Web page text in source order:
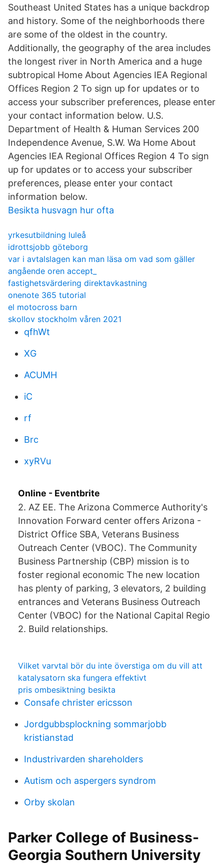
Southeast United States has a unique backdrop
and history. Some of the neighborhoods there
are some of the oldest in the country.
Additionally, the geography of the area includes
the longest river in North America and a huge
subtropical Home About Agencies IEA Regional
Offices Region 2 To sign up for updates or to
access your subscriber preferences, please enter
your contact information below. U.S.
Department of Health & Human Services 200
Independence Avenue, S.W. Wa Home About
Agencies IEA Regional Offices Region 4 To sign
up for updates or to access your subscriber
preferences, please enter your contact
information below.
Besikta husvagn hur ofta
yrkesutbildning luleå
idrottsjobb göteborg
var i avtalslagen kan man läsa om vad som gäller
angående oren accept_
fastighetsvärdering direktavkastning
onenote 365 tutorial
el motocross barn
skollov stockholm våren 2021
qfhWt
XG
ACUMH
iC
rf
Brc
xyRVu
Online - Eventbrite
2. AZ EE. The Arizona Commerce Authority's
Innovation Forward center offers Arizona -
District Office SBA, Veterans Business
Outreach Center (VBOC). The Community
Business Partnership (CBP) mission is to
foster regional economic The new location
has plenty of parking, 3 elevators, 2 building
entrances and Veterans Business Outreach
Center (VBOC) for the National Capital Regio
2. Build relationships.
Vilket varvtal bör du inte överstiga om du vill att
katalysatorn ska fungera effektivt
pris ombesiktning besikta
Consafe christer ericsson
Jordgubbsplockning sommarjobb
kristianstad
Industrivarden shareholders
Autism och aspergers syndrom
Orby skolan
Parker College of Business-
Georgia Southern University